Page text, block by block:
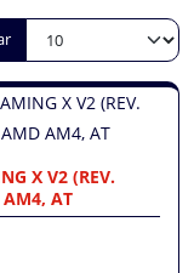
X V2 (REV.
AM4, AT